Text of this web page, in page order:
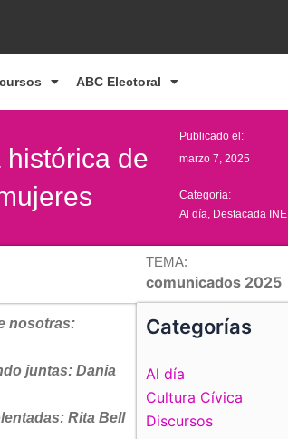
ABC Electoral
de
Publicado el:
marzo 7, 2025
Categoría:
Al día Destacada INE
TEMA:
comunicados 2025
nosotras:
juntas: Dania
Rita Bell
Categorías
Al día
Cultura Cívica
Discursos